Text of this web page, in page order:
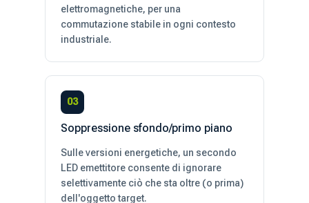
elettromagnetiche, per una
commutazione stabile in ogni contesto
industriale.
03
Soppressione sfondo/primo piano
Sulle versioni energetiche, un secondo
LED emettitore consente di ignorare
selettivamente ciò che sta oltre (o prima)
dell'oggetto target.